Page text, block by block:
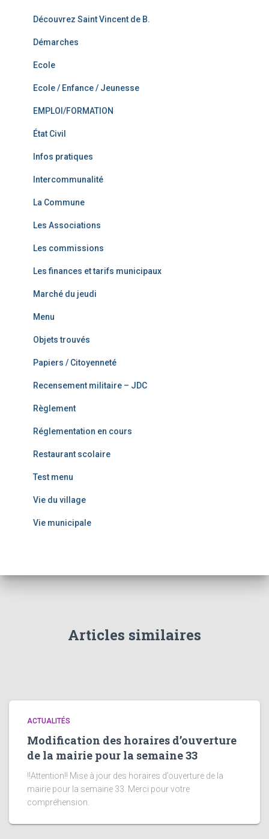
Découvrez Saint Vincent de B.
Démarches
Ecole
Ecole / Enfance / Jeunesse
EMPLOI/FORMATION
État Civil
Infos pratiques
Intercommunalité
La Commune
Les Associations
Les commissions
Les finances et tarifs municipaux
Marché du jeudi
Menu
Objets trouvés
Papiers / Citoyenneté
Recensement militaire – JDC
Règlement
Réglementation en cours
Restaurant scolaire
Test menu
Vie du village
Vie municipale
Articles similaires
ACTUALITÉS
Modification des horaires d’ouverture
de la mairie pour la semaine 33
!!Attention!! Mise à jour des horaires d’ouverture de la
mairie pour la semaine 33. Merci pour votre
compréhension.